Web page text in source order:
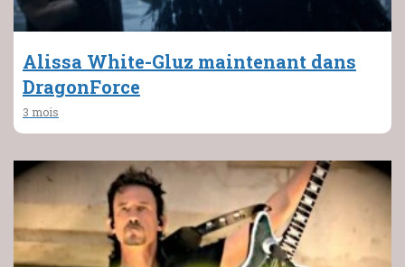
Alissa White-Gluz maintenant dans
DragonForce
3 mois